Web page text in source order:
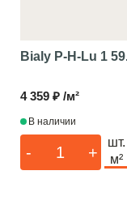
Bialy P-H-Lu 1
4 359 ₽ /м²
В наличии
- +
шт.
м²